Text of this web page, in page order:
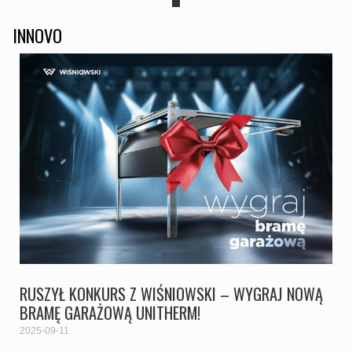
INNOVO
RUSZYŁ KONKURS Z WIŚNIOWSKI – WYGRAJ NOWĄ
BRAMĘ GARAŻOWĄ UNITHERM!
2025-09-11